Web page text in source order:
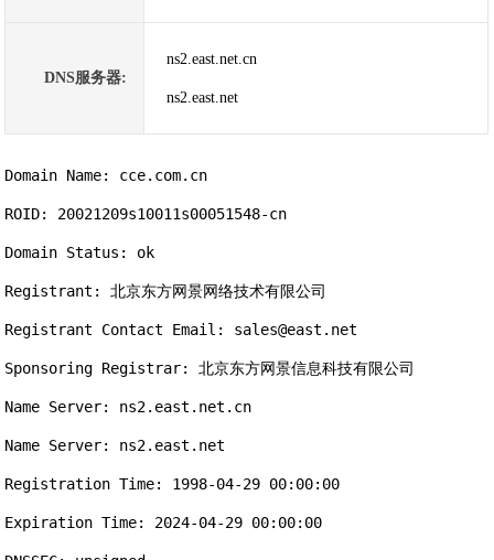
DNS服务器:
ns2.east.net.cn
ns2.east.net
Domain Name: cce.com.cn
ROID: 20021209s10011s00051548-cn
Domain Status: ok
Registrant: 北京东方网景网络技术有限公司
Registrant Contact Email: sales@east.net
Sponsoring Registrar: 北京东方网景信息科技有限公司
Name Server: ns2.east.net.cn
Name Server: ns2.east.net
Registration Time: 1998-04-29 00:00:00
Expiration Time: 2024-04-29 00:00:00